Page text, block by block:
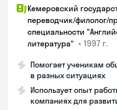
Кемеровский
переводчик/филолог/
специальности
литература" • 1997 г.
Помогает ученикам
в разных ситуациях
Использует опыт
компаниях для